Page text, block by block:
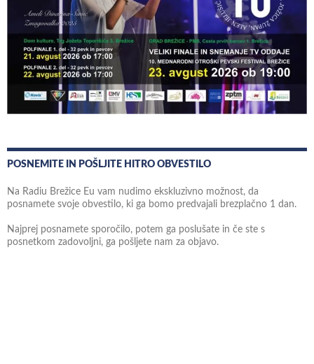
POSNEMITE IN POŠLJITE HITRO OBVESTILO
Na Radiu Brežice Eu vam nudimo ekskluzivno možnost, da
posnamete svoje obvestilo, ki ga bomo predvajali brezplačno 1 dan.
Najprej posnamete sporočilo, potem ga poslušate in če ste s
posnetkom zadovoljni, ga pošljete nam za objavo.